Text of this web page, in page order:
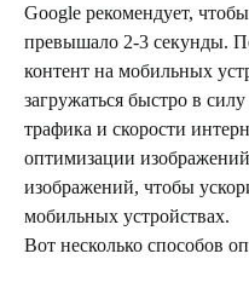
Google рекомендует,
превышало 2-3 секунды.
контент на мобильных
загружаться быстро в
трафика и скорости
оптимизации
изображений, чтобы
мобильных устройствах.
Вот несколько способов